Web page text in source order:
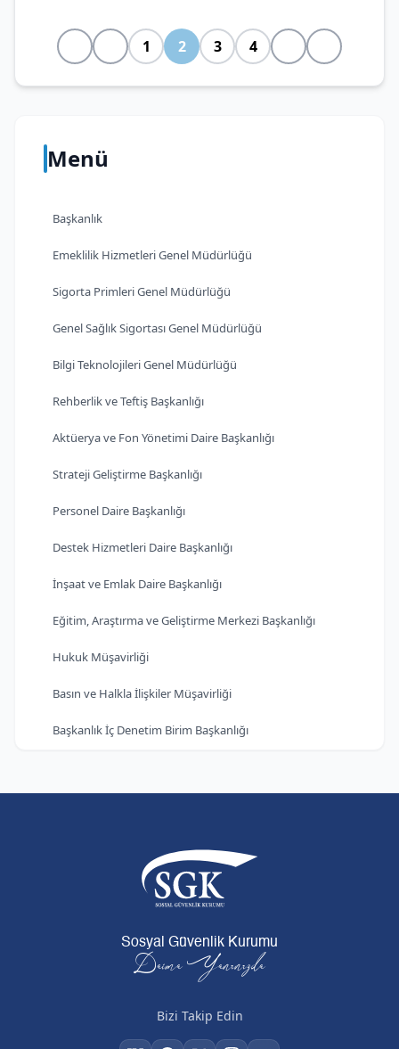
Menü
Başkanlık
Emeklilik Hizmetleri Genel Müdürlüğü
Sigorta Primleri Genel Müdürlüğü
Genel Sağlık Sigortası Genel Müdürlüğü
Bilgi Teknolojileri Genel Müdürlüğü
Rehberlik ve Teftiş Başkanlığı
Aktüerya ve Fon Yönetimi Daire Başkanlığı
Strateji Geliştirme Başkanlığı
Personel Daire Başkanlığı
Destek Hizmetleri Daire Başkanlığı
İnşaat ve Emlak Daire Başkanlığı
Eğitim, Araştırma ve Geliştirme Merkezi Başkanlığı
Hukuk Müşavirliği
Basın ve Halkla İlişkiler Müşavirliği
Başkanlık İç Denetim Birim Başkanlığı
1 2 3 4
Sosyal Güvenlik Kurumu
Daima Yanınızda
Bizi Takip Edin